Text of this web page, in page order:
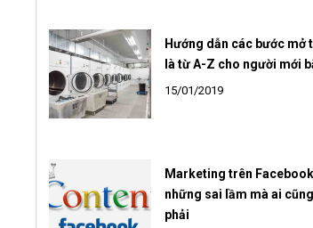
Hướng dẫn các bước mở
Marketing trên
những sai lầm mà ai cũng